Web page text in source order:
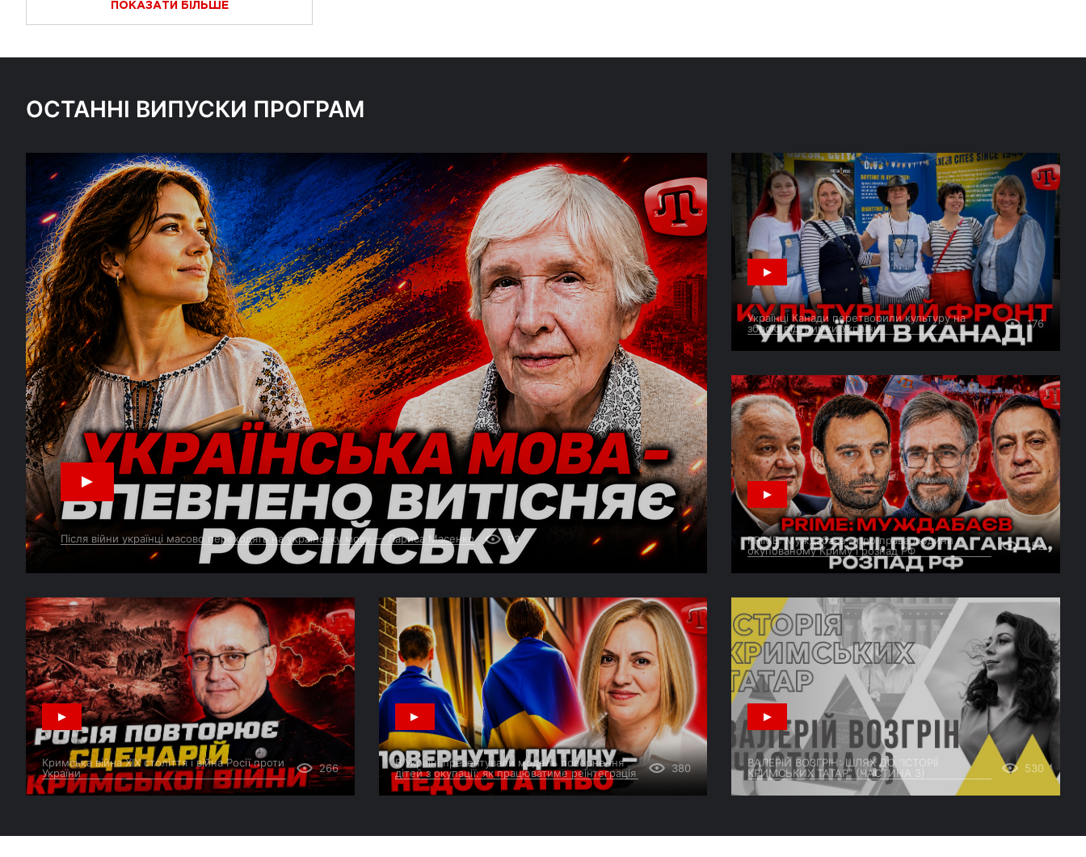
Росія завдала другий за тиждень
масований комбінований удар
15:16 ПАМ’ЯТІ ІГОРЯ ХОДЖАНІЯЗОВА
30 ЧЕРВНЯ
12:35
Зеленський підтвердив ураження
центру космічного зв’язку в РФ
26 ЧЕРВНЯ
15:25 ВАЖЛИВО
У Криму окупанти ввели
надзвичайний стан
11:13
Україна відзначає День
кримськотатарського прапора
25 ЧЕРВНЯ
11:05
Крим: нові удари, нові блекаути,
звернення Президента Зеленського
Блекаут у Криму: дрони знеструмили
ТЕЦ
23 ЧЕРВНЯ
15:43 ВАЖЛИВО
ССО остаточно зруйнували
залізничний місту через
Північнокримський канал
09:19
Крим знову масовано атакували
дрони, а рух мостом закрили
ПОКАЗАТИ БІЛЬШЕ
ОСТАННІ ВИПУСКИ ПРОГРАМ
Після війни українці масово переходять на українську мову — Лариса Масенко 93
Українці Канади перетворили культуру на
зброю підтримки України
176
PRIME: Муждабаєв - про права людини в
окупованому Криму і розпад РФ
252
Кримська війна XIX століття і війна Росії проти
України
266
В Україні презентували модель повернення
дітей з окупації: як працюватиме реінтеграція
380
ВАЛЕРІЙ ВОЗГРІН: ШЛЯХ ДО “ІСТОРІЇ
КРИМСЬКИХ ТАТАР” (ЧАСТИНА 3)
530